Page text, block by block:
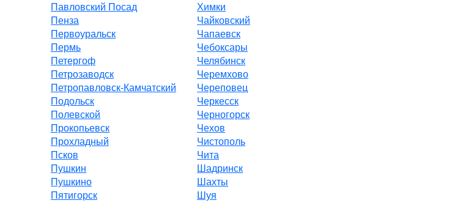
Павловский Посад
Пенза
Первоуральск
Пермь
Петергоф
Петрозаводск
Петропавловск-Камчатский
Подольск
Полевской
Прокопьевск
Прохладный
Псков
Пушкин
Пушкино
Пятигорск
Химки
Чайковский
Чапаевск
Чебоксары
Челябинск
Черемхово
Череповец
Черкесск
Черногорск
Чехов
Чистополь
Чита
Шадринск
Шахты
Шуя